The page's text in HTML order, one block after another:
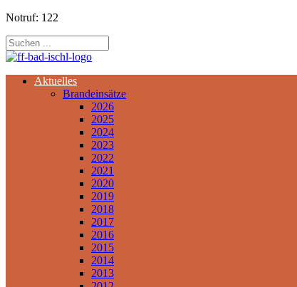
Notruf: 122
Aktuelles
Brandeinsätze
2026
2025
2024
2023
2022
2021
2020
2019
2018
2017
2016
2015
2014
2013